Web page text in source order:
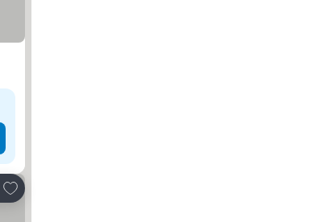
Přidat na seznam oblíbených hotelů